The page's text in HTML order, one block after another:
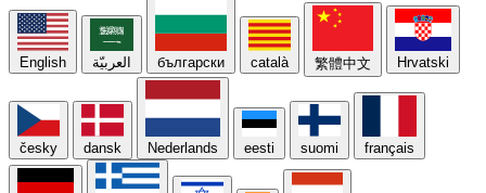
English العربيّة български català 繁體中文 Hrvatski
česky dansk Nederlands eesti suomi français